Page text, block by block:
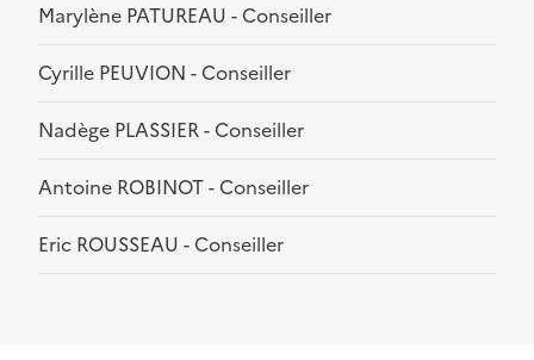
Marylène PATUREAU - Conseiller
Cyrille PEUVION - Conseiller
Nadège PLASSIER - Conseiller
Antoine ROBINOT - Conseiller
Eric ROUSSEAU - Conseiller